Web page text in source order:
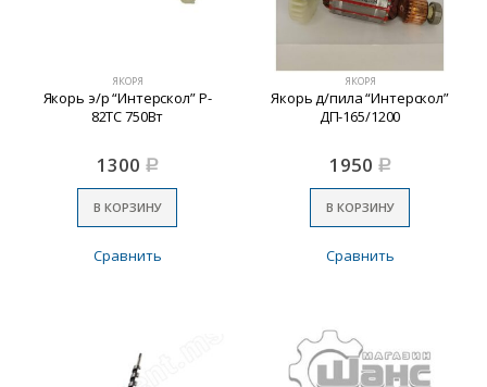
ЯКОРЯ
Якорь э/р “Интерскол” Р-
82ТС 750Вт
1300 Р
В КОРЗИНУ
Сравнить
ЯКОРЯ
Якорь д/пила “Интерскол”
ДП-165/1200
1950 Р
В КОРЗИНУ
Сравнить